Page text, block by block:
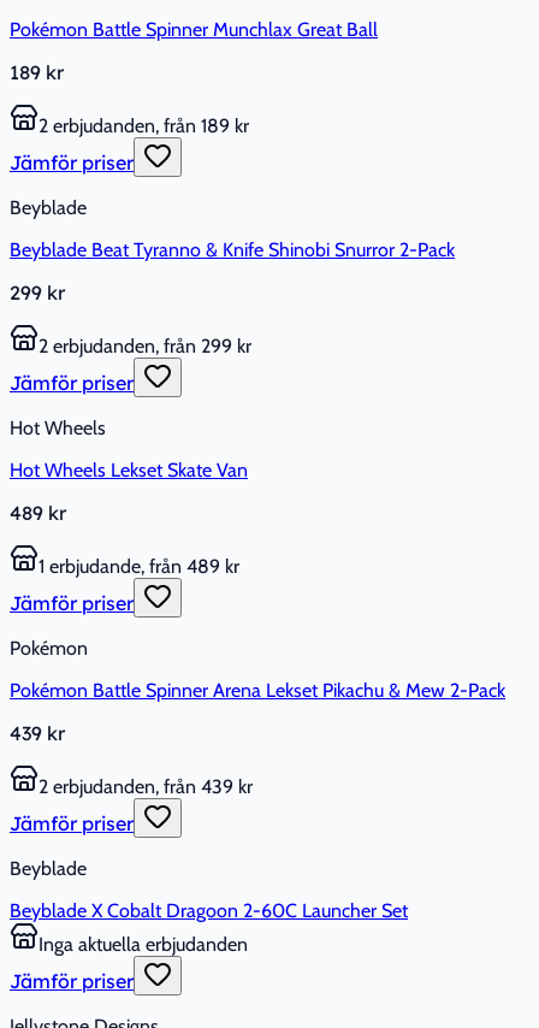
Pokémon Battle Spinner Munchlax Great Ball
189 kr
2 erbjudanden, från 189 kr
Jämför priser
Beyblade
Beyblade Beat Tyranno & Knife Shinobi Snurror 2-Pack
299 kr
2 erbjudanden, från 299 kr
Jämför priser
Hot Wheels
Hot Wheels Lekset Skate Van
489 kr
1 erbjudande, från 489 kr
Jämför priser
Pokémon
Pokémon Battle Spinner Arena Lekset Pikachu & Mew 2-Pack
439 kr
2 erbjudanden, från 439 kr
Jämför priser
Beyblade
Beyblade X Cobalt Dragoon 2-60C Launcher Set
Inga aktuella erbjudanden
Jämför priser